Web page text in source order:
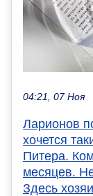
04:21, 07 Ноя
Ларионов
хочется
Питера.
месяцев.
Здесь